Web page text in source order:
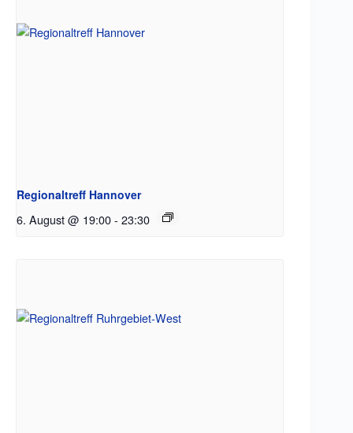
Regionaltreff Hannover
6. August @ 19:00- 23:30